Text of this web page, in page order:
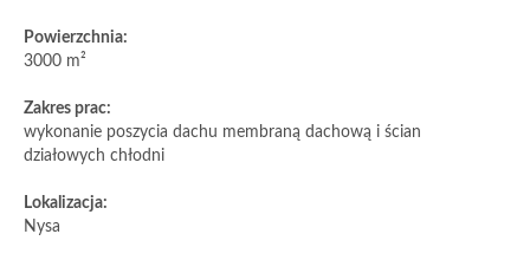
Powierzchnia:
3000 m²
Zakres prac:
wykonanie poszycia dachu membraną dachową i ścian
działowych chłodni
Lokalizacja:
Nysa